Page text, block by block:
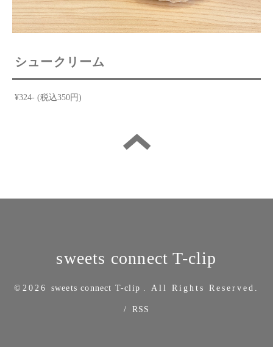
シュークリーム
¥324- (税込350円)
sweets connect T-clip
©2026 sweets connect T-clip . All Rights Reserved.
/ RSS